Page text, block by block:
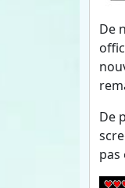
De
De
pas